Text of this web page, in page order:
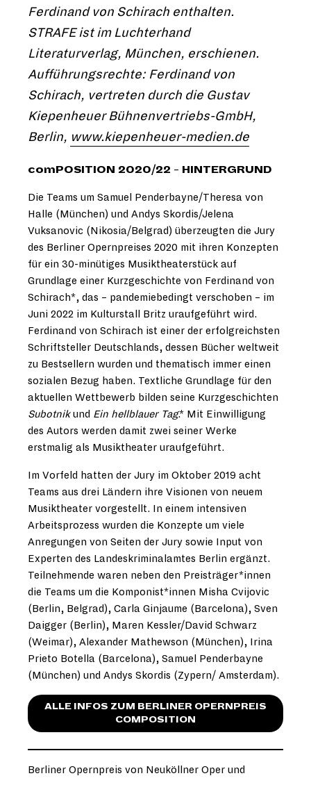
Ferdinand von Schirach enthalten.
STRAFE ist im Luchterhand
Literaturverlag, München, erschienen.
Aufführungsrechte: Ferdinand von
Schirach, vertreten durch die Gustav
Kiepenheuer Bühnenvertriebs-GmbH,
Berlin, www.kiepenheuer-medien.de
comPOSITION 2020/22 – HINTERGRUND
Die Teams um Samuel Penderbayne/Theresa von
Halle (München) und Andys Skordis/Jelena
Vuksanovic (Nikosia/Belgrad) überzeugten die Jury
des Berliner Opernpreises 2020 mit ihren Konzepten
für ein 30-minütiges Musiktheaterstück auf
Grundlage einer Kurzgeschichte von Ferdinand von
Schirach*, das – pandemiebedingt verschoben – im
Juni 2022 im Kulturstall Britz uraufgeführt wird.
Ferdinand von Schirach ist einer der erfolgreichsten
Schriftsteller Deutschlands, dessen Bücher weltweit
zu Bestsellern wurden und thematisch immer einen
sozialen Bezug haben. Textliche Grundlage für den
aktuellen Wettbewerb bilden seine Kurzgeschichten
Subotnikund Ein hellblauer Tag.* Mit Einwilligung
des Autors werden damit zwei seiner Werke
erstmalig als Musiktheater uraufgeführt.
Im Vorfeld hatten der Jury im Oktober 2019 acht
Teams aus drei Ländern ihre Visionen von neuem
Musiktheater vorgestellt. In einem intensiven
Arbeitsprozess wurden die Konzepte um viele
Anregungen von Seiten der Jury sowie Input von
Experten des Landeskriminalamtes Berlin ergänzt.
Teilnehmende waren neben den Preisträger*innen
die Teams um die Komponist*innen Misha Cvijovic
(Berlin, Belgrad), Carla Ginjaume (Barcelona), Sven
Daigger (Berlin), Maren Kessler/David Schwarz
(Weimar), Alexander Mathewson (München), Irina
Prieto Botella (Barcelona), Samuel Penderbayne
(München) und Andys Skordis (Zypern/ Amsterdam).
ALLE INFOS ZUM BERLINER OPERNPREIS
COMPOSITION
Berliner Opernpreis von Neuköllner Oper und